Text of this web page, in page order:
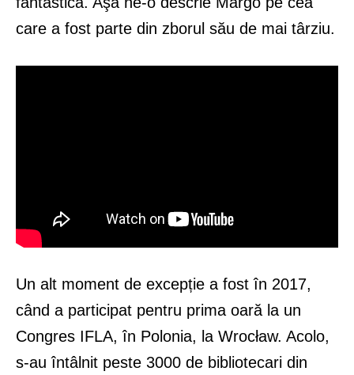
care a fost parte din zborul său de mai târziu.
Un alt moment de excepție a fost în 2017,
când a participat pentru prima oară la un
Congres IFLA, în Polonia, la Wrocław. Acolo,
s-au întâlnit peste 3000 de bibliotecari din